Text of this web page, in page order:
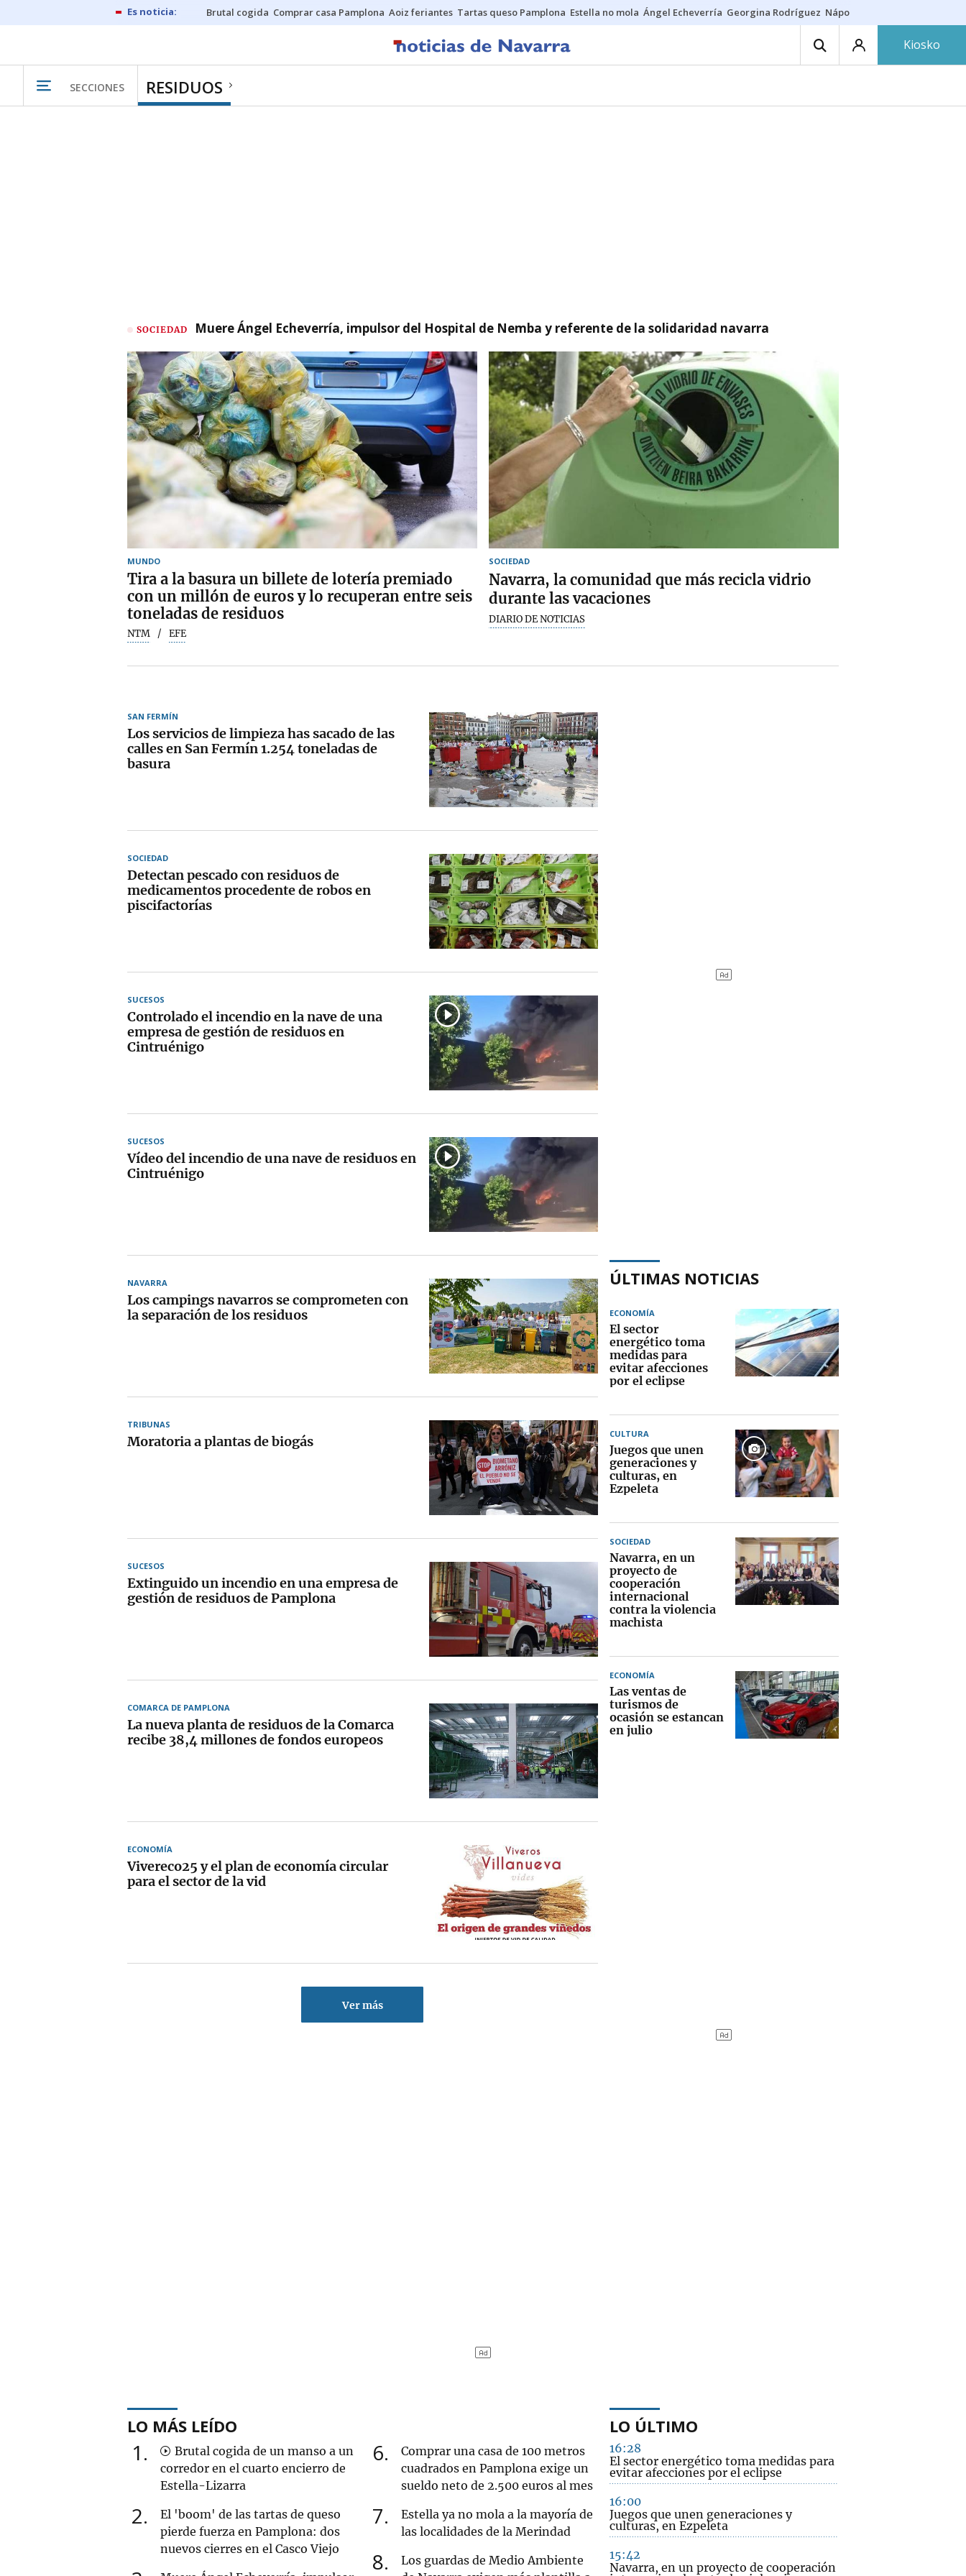
Brutal cogida Comprar casa Pamplona Aoiz feriantes Tartas queso Pamplona Estella no mola Ángel Echeverría Georgina Rodríguez Nápoles - Osasuna
Kiosko
SECCIONES RESIDUOS
SOCIEDAD Muere Ángel Echeverría, impulsor del Hospital de Nemba y referente de la solidaridad navarra
MUNDO
Tira a la basura un billete de lotería premiado
con un millón de euros y lo recuperan entre seis
toneladas de residuos
NTM EFE
SOCIEDAD
Navarra, la comunidad que más recicla vidrio
durante las vacaciones
DIARIO DE NOTICIAS
SAN FERMÍN
Los servicios de limpieza has sacado de las
calles en San Fermín 1.254 toneladas de
basura
SOCIEDAD
Detectan pescado con residuos de
medicamentos procedente de robos en
piscifactorías
SUCESOS
Controlado el incendio en la nave de una
empresa de gestión de residuos en
Cintruénigo
SUCESOS
Vídeo del incendio de una nave de residuos en
Cintruénigo
NAVARRA
Los campings navarros se comprometen con
la separación de los residuos
TRIBUNAS
Moratoria a plantas de biogás
SUCESOS
Extinguido un incendio en una empresa de
gestión de residuos de Pamplona
COMARCA DE PAMPLONA
La nueva planta de residuos de la Comarca
recibe 38,4 millones de fondos europeos
ECONOMÍA
Vivereco25 y el plan de economía circular
para el sector de la vid
Ver más
ÚLTIMAS NOTICIAS
ECONOMÍA
El sector
energético toma
medidas para
evitar afecciones
por el eclipse
CULTURA
Juegos que unen
generaciones y
culturas, en
Ezpeleta
SOCIEDAD
Navarra, en un
proyecto de
cooperación
internacional
contra la violencia
machista
ECONOMÍA
Las ventas de
turismos de
ocasión se estancan
en julio
LO MÁS LEÍDO
1
Brutal cogida de un manso a un
corredor en el cuarto encierro de
Estella-Lizarra
2
El 'boom' de las tartas de queso
pierde fuerza en Pamplona: dos
nuevos cierres en el Casco Viejo
6
Comprar una casa de 100 metros
cuadrados en Pamplona exige un
sueldo neto de 2.500 euros al mes
7
Estella ya no mola a la mayoría de
las localidades de la Merindad
8
Los guardas de Medio Ambiente
LO ÚLTIMO
16:28
El sector energético toma medidas para
evitar afecciones por el eclipse
16:00
Juegos que unen generaciones y
culturas, en Ezpeleta
15:42
Navarra, en un proyecto de cooperación